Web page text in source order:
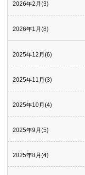
2026年2月(3)
2026年1月(8)
2025年12月(6)
2025年11月(3)
2025年10月(4)
2025年9月(5)
2025年8月(4)